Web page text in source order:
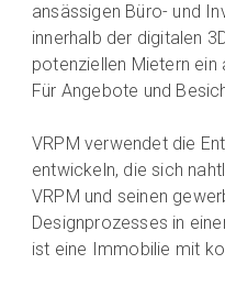
ansässigen Büro- und
innerhalb der digitalen
potenziellen Mietern ein
Für Angebote und
VRPM verwendet die
entwickeln, die sich
VRPM und seinen
Designprozesses in
ist eine Immobilie mit